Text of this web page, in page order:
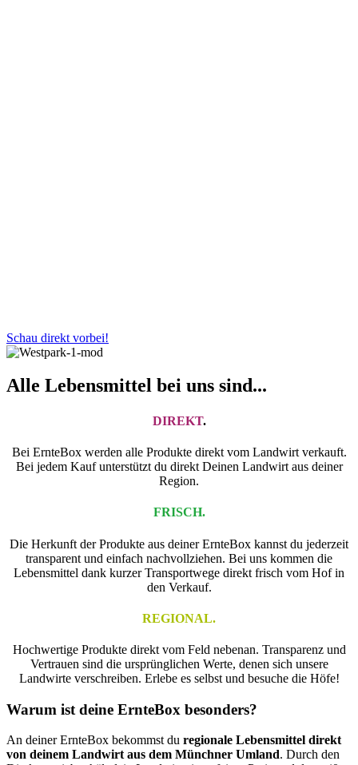
Schau direkt vorbei!
Alle Lebensmittel bei uns sind...
DIREKT.
Bei ErnteBox werden alle Produkte direkt vom Landwirt verkauft.
Bei jedem Kauf unterstützt du direkt Deinen Landwirt aus deiner
Region.
FRISCH.
Die Herkunft der Produkte aus deiner ErnteBox kannst du jederzeit
transparent und einfach nachvollziehen. Bei uns kommen die
Lebensmittel dank kurzer Transportwege direkt frisch vom Hof in
den Verkauf.
REGIONAL.
Hochwertige Produkte direkt vom Feld nebenan. Transparenz und
Vertrauen sind die ursprünglichen Werte, denen sich unsere
Landwirte verschreiben. Erlebe es selbst und besuche die Höfe!
Warum ist deine ErnteBox besonders?
An deiner ErnteBox bekommst du regionale Lebensmittel direkt
von deinem Landwirt aus dem Münchner Umland. Durch den